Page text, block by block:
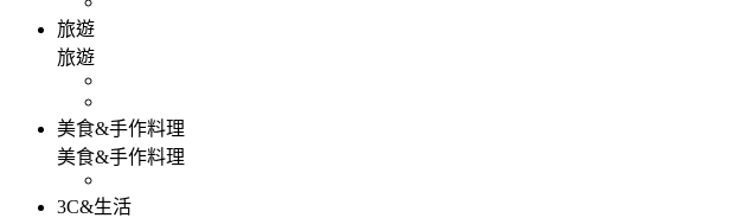
旅遊
旅遊
美食&手作料理
美食&手作料理
3C&生活